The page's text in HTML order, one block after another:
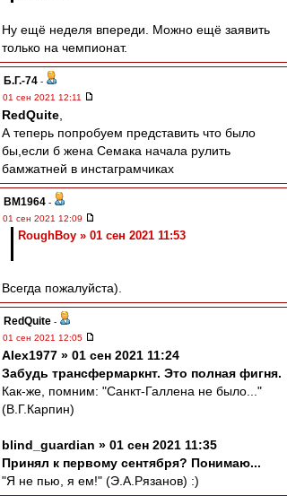
Ну ещё неделя впереди. Можно ещё заявить
только на чемпионат.
Б.Г.-74 -
01 сен 2021 12:11
RedQuite
А теперь попробуем представить что было
бы,если б жена Семака начала рулить
бамжатней в инстаграмчиках
BM1964 -
01 сен 2021 12:09
RoughBoy » 01 сен 2021 11:53
Всегда пожалуйста).
RedQuite -
01 сен 2021 12:05
Alex1977 » 01 сен 2021 11:24
Забудь трансфермаркнт. Это полная фигня.
Как-же, помним: "Санкт-Галлена не было..."
(В.Г.Карпин)
blind_guardian » 01 сен 2021 11:35
Принял к первому сентября? Понимаю...
"Я не пью, я ем!" (Э.А.Рязанов) :)